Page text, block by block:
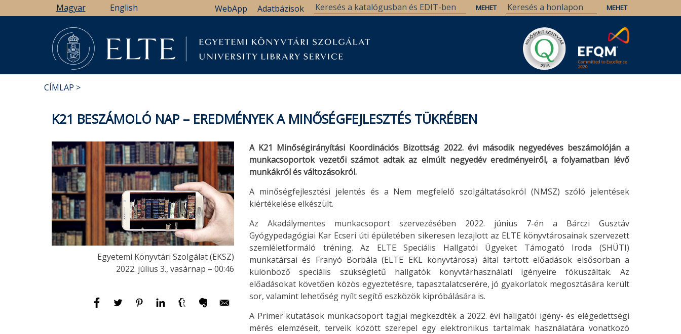
a
Magyar English Adatbázisok
WebApp
CÍMLAP
K21 BESZÁMOLÓ NAP – EREDMÉNYEK A MINŐSÉGFEJLESZTÉS TÜKRÉBEN
Egyetemi Könyvtári Szolgálat (EKSZ)
2022. július 3., vasárnap – 00:46
A K21 Minőségirányítási Koordinációs Bizottság 2022. évi második negyedéves beszámolóján a
munkacsoportok vezetői számot adtak az elmúlt negyedév eredményeiről, a folyamatban lévő
munkákról és változásokról.
A minőségfejlesztési jelentés és a Nem megfelelő szolgáltatásokról (NMSZ) szóló jelentések
kiértékelése elkészült.
Az Akadálymentes munkacsoport szervezésében 2022. június 7-én a Bárczi Gusztáv
Gyógypedagógiai Kar Ecseri úti épületében sikeresen lezajlott az ELTE könyvtárosainak szervezett
szemléletformáló tréning. Az ELTE Speciális Hallgatói Ügyeket Támogató Iroda (SHÜTI)
munkatársai és Franyó Borbála (ELTE EKL könyvtárosa) által tartott előadások elsősorban a
különböző speciális szükségletű hallgatók könyvtárhasználati igényeire fókuszáltak. Az
előadásokat követően közös egyeztetésre, tapasztalatcserére, jó gyakorlatok megosztására került
sor, valamint lehetőség nyílt segítő eszközök kipróbálására is.
A Primer kutatások munkacsoport tagjai megkezdték a 2022. évi hallgatói igény- és elégedettségi
mérés elemzéseit, terveik között szerepel egy elektronikus tartalmak használatára vonatkozó